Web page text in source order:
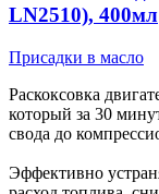
LN2510), 400мл
Присадки в масло
Раскоксовка
который за 30
свода до
Эффективно